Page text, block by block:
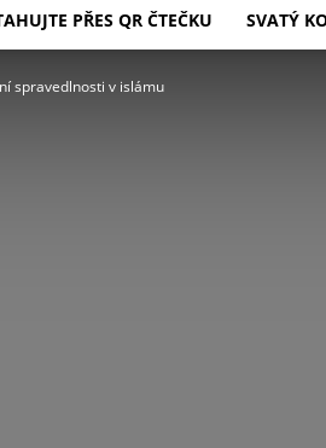
PŘES QR ČTEČKU SVATÝ
spravedlnosti v islámu